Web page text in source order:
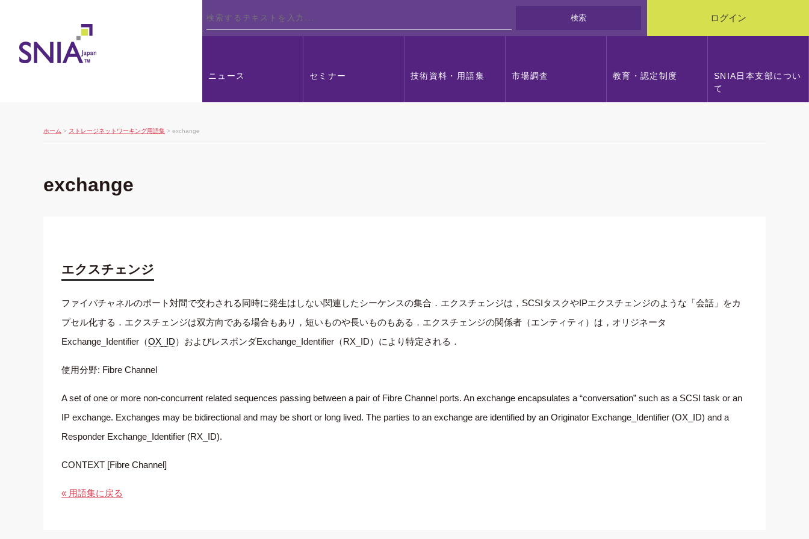
検索 ログイン
ニュース セミナー 技術資料・用語集 市場調査 教育・認定制度
SNIA日本支部につい
て
ホーム > ストレージネットワーキング用語集 > exchange
exchange
エクスチェンジ
ファイバチャネルのポート対間で交わされる同時に発生はしない関連したシーケンスの集合．エクスチェンジは，SCSIタスクやIPエクスチェンジのような「会話」をカ
プセル化する．エクスチェンジは双方向である場合もあり，短いものや長いものもある．エクスチェンジの関係者（エンティティ）は，オリジネータ
Exchange_Identifier（OX_ID）およびレスポンダExchange_Identifier（RX_ID）により特定される．
使用分野: Fibre Channel
A set of one or more non-concurrent related sequences passing between a pair of Fibre Channel ports. An exchange encapsulates a “conversation” such as a SCSI task or an
IP exchange. Exchanges may be bidirectional and may be short or long lived. The parties to an exchange are identified by an Originator Exchange_Identifier (OX_ID) and a
Responder Exchange_Identifier (RX_ID).
CONTEXT [Fibre Channel]
« 用語集に戻る